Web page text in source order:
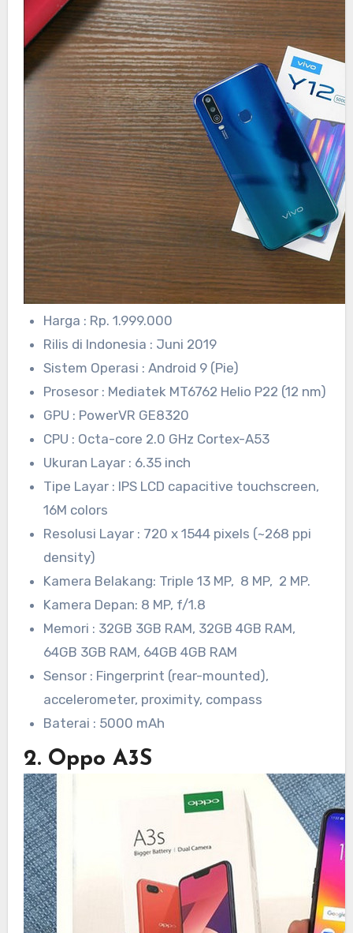
Harga : Rp. 1.999.000
Rilis di Indonesia : Juni 2019
Sistem Operasi : Android 9 (Pie)
Prosesor : Mediatek MT6762 Helio P22 (12 nm)
GPU : PowerVR GE8320
CPU : Octa-core 2.0 GHz Cortex-A53
Ukuran Layar : 6.35 inch
Tipe Layar : IPS LCD capacitive touchscreen,
16M colors
Resolusi Layar : 720 x 1544 pixels (~268 ppi
density)
Kamera Belakang: Triple 13 MP, 8 MP, 2 MP.
Kamera Depan: 8 MP, f/1.8
Memori : 32GB 3GB RAM, 32GB 4GB RAM,
64GB 3GB RAM, 64GB 4GB RAM
Sensor : Fingerprint (rear-mounted),
accelerometer, proximity, compass
Baterai : 5000 mAh
2. Oppo A3S